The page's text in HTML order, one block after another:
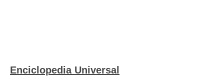
Enciclopedia Universal